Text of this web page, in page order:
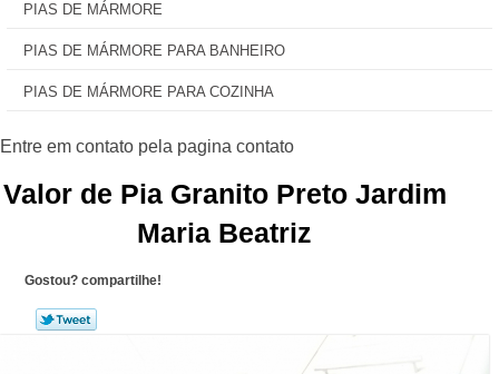
PIAS DE MÁRMORE
PIAS DE MÁRMORE PARA BANHEIRO
PIAS DE MÁRMORE PARA COZINHA
Valor de Pia Granito Preto Jardim
Maria Beatriz
Gostou? compartilhe!